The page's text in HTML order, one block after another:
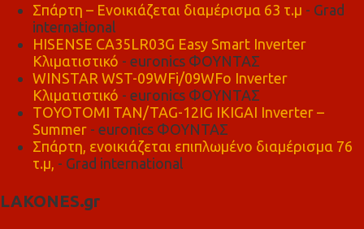
Σπάρτη – Ενοικιάζεται διαμέρισμα 63 τ.μ - Grad
international
HISENSE CA35LR03G Easy Smart Inverter
Κλιματιστικό - euronics ΦΟΥΝΤΑΣ
WINSTAR WST-09WFi/09WFo Inverter
Κλιματιστικό - euronics ΦΟΥΝΤΑΣ
TOYOTOMI TAN/TAG-12IG IKIGAI Inverter –
Summer - euronics ΦΟΥΝΤΑΣ
Σπάρτη, ενοικιάζεται επιπλωμένο διαμέρισμα 76
τ.μ, - Grad international
LAKONES.gr